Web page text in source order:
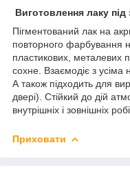
Виготовлення лаку
Пігментований лак на
повторного фарбування
пластикових, металевих
сохне. Взаємодіє з усіма
А також підходить для
двері). Стійкий до дій
внутрішніх і зовнішніх
Приховати